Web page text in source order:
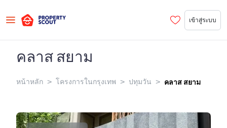
เข้าสู่ระบบ
คลาส สยาม
หน้าหลัก > โครงการในกรุงเทพ > ปทุมวัน > คลาส สยาม